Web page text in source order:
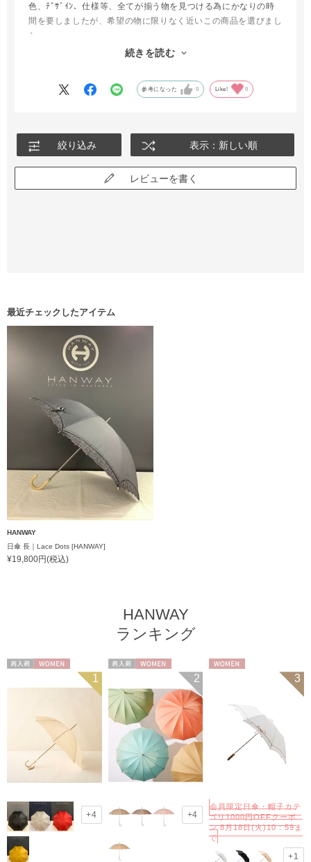
色、ﾃﾞｻﾞｲﾝ、仕様等、全てが揃う物を見つける為にかなりの時
間を要しましたが、希望の物に限りなく近いこの商品を選びまし
た。
想像通りの使用感、大きさ、続きを読む
参考になった 0 Like! 0
絞り込み 表示：新しい順
レビューを書く
最近チェックしたアイテム
HANWAY
日傘 長｜Lace Dots [HANWAY]
¥19,800円(税込)
HANWAY
ランキング
1
+4
2
+4
3
会員限定日傘・帽子カテ
ゴリ1000円OFFクーポ
ン 8月18日(火)10：59ま
で
+1